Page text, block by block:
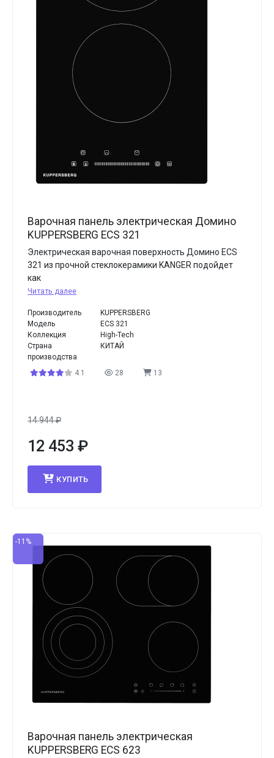
Варочная панель электрическая Домино
KUPPERSBERG ECS 321
Электрическая варочная поверхность Домино ECS
321 из прочной стеклокерамики KANGER подойдет
как
Читать далее
Производитель
KUPPERSBERG
Модель
ECS 321
Коллекция
High-Tech
Страна
производства
КИТАЙ
4.1 28 13
14 944₽
12 453 ₽
КУПИТЬ
-11%
Варочная панель электрическая
KUPPERSBERG ECS 623